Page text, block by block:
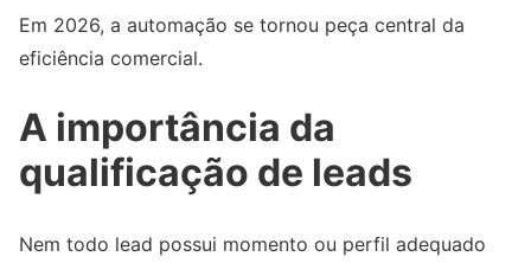
Em 2026, a automação se tornou peça central da
eficiência comercial.
A importância da
qualificação de leads
Nem todo lead possui momento ou perfil adequado